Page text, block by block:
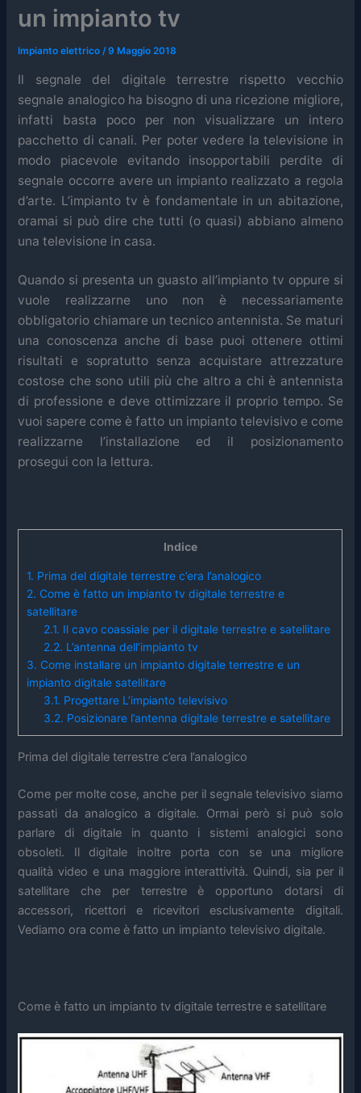
un impianto tv
Impianto elettrico /9 Maggio 2018
Il segnale del digitale terrestre rispetto vecchio
segnale analogico ha bisogno di una ricezione migliore,
infatti basta poco per non visualizzare un intero
pacchetto di canali. Per poter vedere la televisione in
modo piacevole evitando insopportabili perdite di
segnale occorre avere un impianto realizzato a regola
d’arte. L’impianto tv è fondamentale in un abitazione,
oramai si può dire che tutti (o quasi) abbiano almeno
una televisione in casa.
Quando si presenta un guasto all’impianto tv oppure si
vuole realizzarne uno non è necessariamente
obbligatorio chiamare un tecnico antennista. Se maturi
una conoscenza anche di base puoi ottenere ottimi
risultati e sopratutto senza acquistare attrezzature
costose che sono utili più che altro a chi è antennista
di professione e deve ottimizzare il proprio tempo. Se
vuoi sapere come è fatto un impianto televisivo e come
realizzarne l’installazione ed il posizionamento
prosegui con la lettura.
Indice
1. Prima del digitale terrestre c’era l’analogico
2. Come è fatto un impianto tv digitale terrestre e
satellitare
2.1. Il cavo coassiale per il digitale terrestre e satellitare
2.2. L’antenna dell’impianto tv
3. Come installare un impianto digitale terrestre e un
impianto digitale satellitare
3.1. Progettare L’impianto televisivo
3.2. Posizionare l’antenna digitale terrestre e satellitare
Prima del digitale terrestre c’era l’analogico
Come per molte cose, anche per il segnale televisivo siamo
passati da analogico a digitale. Ormai però si può solo
parlare di digitale in quanto i sistemi analogici sono
obsoleti. Il digitale inoltre porta con se una migliore
qualità video e una maggiore interattività. Quindi, sia per il
satellitare che per terrestre è opportuno dotarsi di
accessori, ricettori e ricevitori esclusivamente digitali.
Vediamo ora come è fatto un impianto televisivo digitale.
Come è fatto un impianto tv digitale terrestre e satellitare